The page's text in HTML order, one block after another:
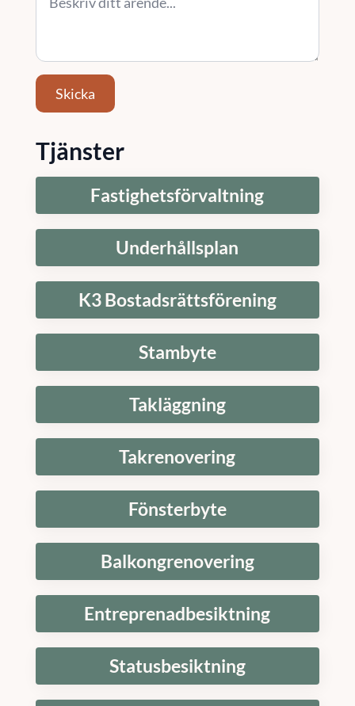
Skicka
Tjänster
Fastighetsförvaltning
Underhållsplan
K3 Bostadsrättsförening
Stambyte
Takläggning
Takrenovering
Fönsterbyte
Balkongrenovering
Entreprenadbesiktning
Statusbesiktning